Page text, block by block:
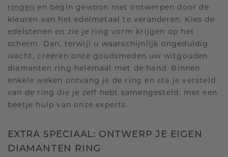
ringen en begin gewoon met ontwerpen door de
kleuren van het edelmetaal te veranderen. Kies de
edelstenen en zie je ring vorm krijgen op het
scherm. Dan, terwijl u waarschijnlijk ongeduldig
wacht, creëren onze goudsmeden uw witgouden
diamanten ring helemaal met de hand. Binnen
enkele weken ontvang je de ring en sta je versteld
van de ring die je zelf hebt samengesteld, met een
beetje hulp van onze experts.
EXTRA SPECIAAL: ONTWERP JE EIGEN
DIAMANTEN RING